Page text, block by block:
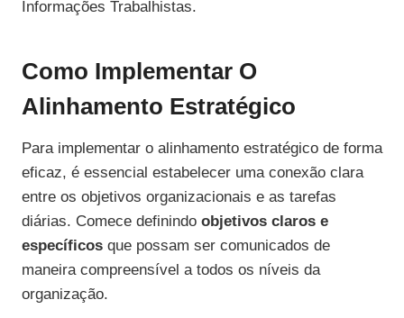
Informações Trabalhistas.
Como Implementar O
Alinhamento Estratégico
Para implementar o alinhamento estratégico de forma
eficaz, é essencial estabelecer uma conexão clara
entre os objetivos organizacionais e as tarefas
diárias. Comece definindo objetivos claros e
específicos que possam ser comunicados de
maneira compreensível a todos os níveis da
organização.